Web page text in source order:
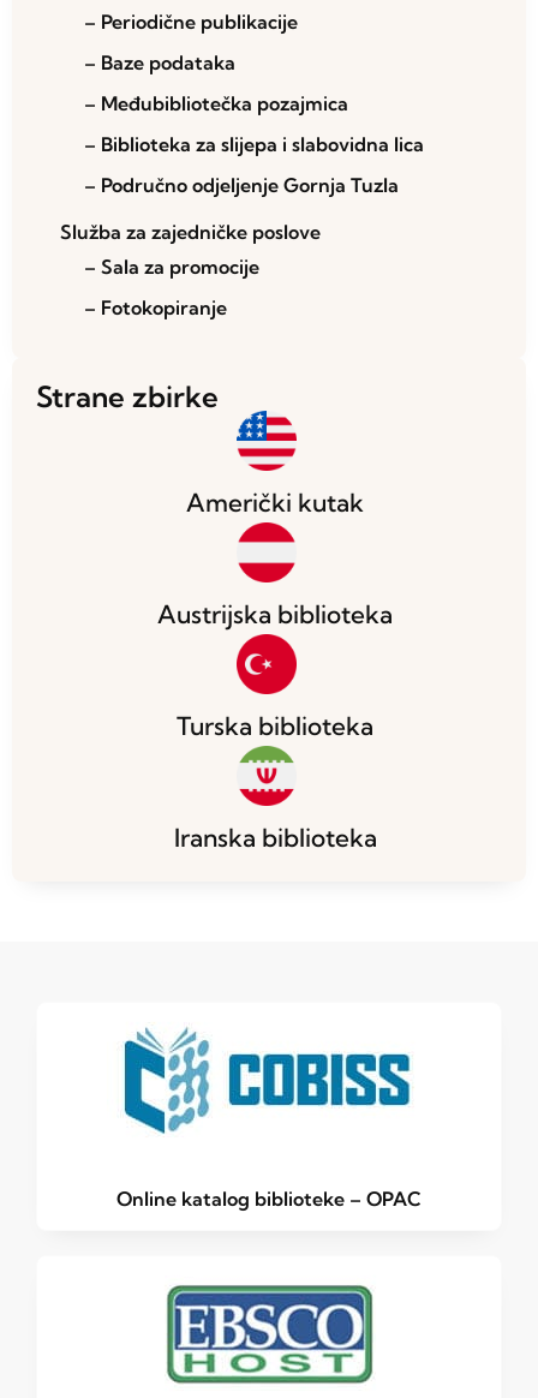
– Periodične publikacije
– Baze podataka
– Međubibliotečka pozajmica
– Biblioteka za slijepa i slabovidna lica
– Područno odjeljenje Gornja Tuzla
Služba za zajedničke poslove
– Sala za promocije
– Fotokopiranje
Strane zbirke
Američki kutak
Austrijska biblioteka
Turska biblioteka
Iranska biblioteka
Online katalog biblioteke – OPAC